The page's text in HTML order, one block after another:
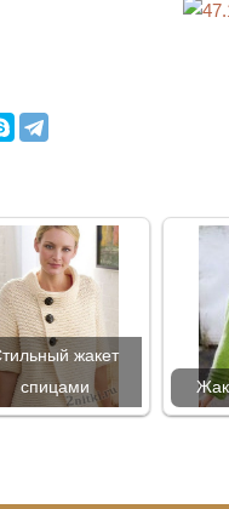
жакет
спицами